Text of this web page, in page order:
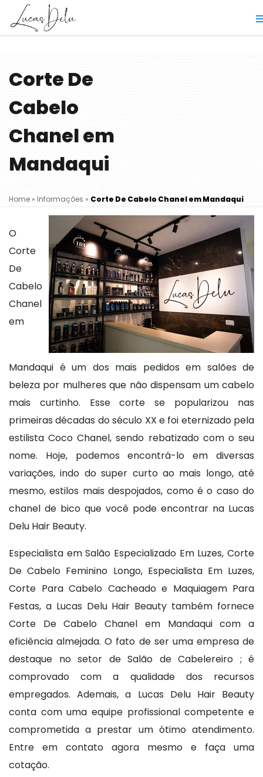
Corte De
Cabelo
Chanel em
Mandaqui
Home » Informações » Corte De Cabelo Chanel em Mandaqui
O
Corte
De
Cabelo
Chanel
em
Mandaqui é um dos mais pedidos em salões de
beleza por mulheres que não dispensam um cabelo
mais curtinho. Esse corte se popularizou nas
primeiras décadas do século XX e foi eternizado pela
estilista Coco Chanel, sendo rebatizado com o seu
nome. Hoje, podemos encontrá-lo em diversas
variações, indo do super curto ao mais longo, até
mesmo, estilos mais despojados, como é o caso do
chanel de bico que você pode encontrar na Lucas
Delu Hair Beauty.
Especialista em Salão Especializado Em Luzes, Corte
De Cabelo Feminino Longo, Especialista Em Luzes,
Corte Para Cabelo Cacheado e Maquiagem Para
Festas, a Lucas Delu Hair Beauty também fornece
Corte De Cabelo Chanel em Mandaqui com a
eficiência almejada. O fato de ser uma empresa de
destaque no setor de Salão de Cabelereiro ; é
comprovado com a qualidade dos recursos
empregados. Ademais, a Lucas Delu Hair Beauty
conta com uma equipe profissional competente e
comprometida a prestar um ótimo atendimento.
Entre em contato agora mesmo e faça uma
cotação.